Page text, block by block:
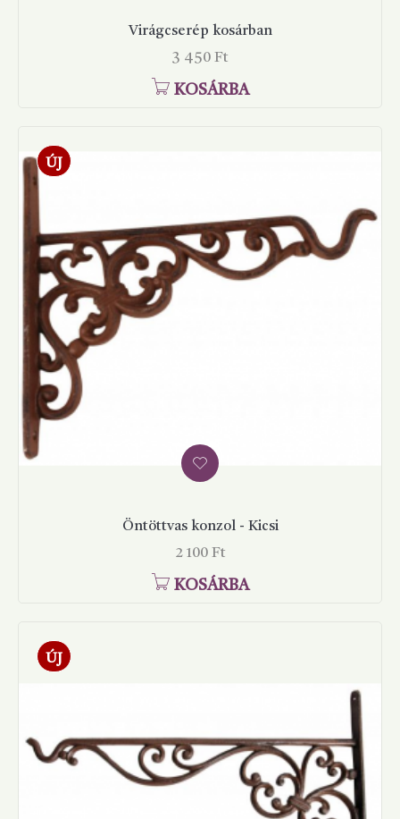
Virágcserép kosárban
Ár
3 450 Ft
KOSÁRBA
ÚJ
Öntöttvas konzol - Kicsi
Ár
2 100 Ft
KOSÁRBA
ÚJ